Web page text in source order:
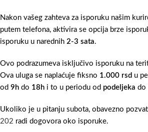
Nakon vašeg zahteva za isporuku našim
putem telefona, aktivira se opcija brze
isporuku u narednih 2-3 sata.
Ovo podrazumeva isključivo isporuku na
Ova uluga se naplaćuje fiksno 1.000 rsd u
od 9h do 18h i to u periodu od podeljeka do
Ukoliko je u pitanju subota, obavezno
202 radi dogovora oko isporuke.